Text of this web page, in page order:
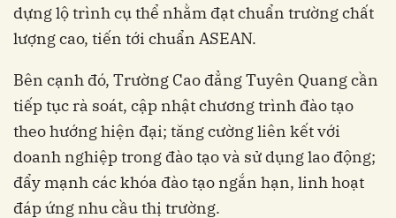
dựng lộ trình cụ thể nhằm đạt chuẩn trường chất
lượng cao, tiến tới chuẩn ASEAN.
Bên cạnh đó, Trường Cao đẳng Tuyên Quang cần
tiếp tục rà soát, cập nhật chương trình đào tạo
theo hướng hiện đại; tăng cường liên kết với
doanh nghiệp trong đào tạo và sử dụng lao động;
đẩy mạnh các khóa đào tạo ngắn hạn, linh hoạt
đáp ứng nhu cầu thị trường.